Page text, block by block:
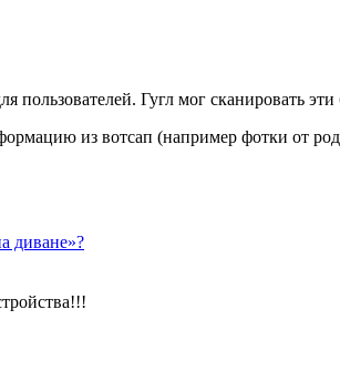
Гугл мог сканировать
из вотсап (например фотки от
диване»?